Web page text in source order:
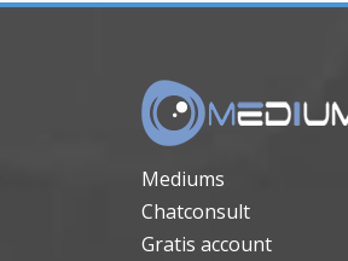
Mediums
Chatconsult
Gratis account